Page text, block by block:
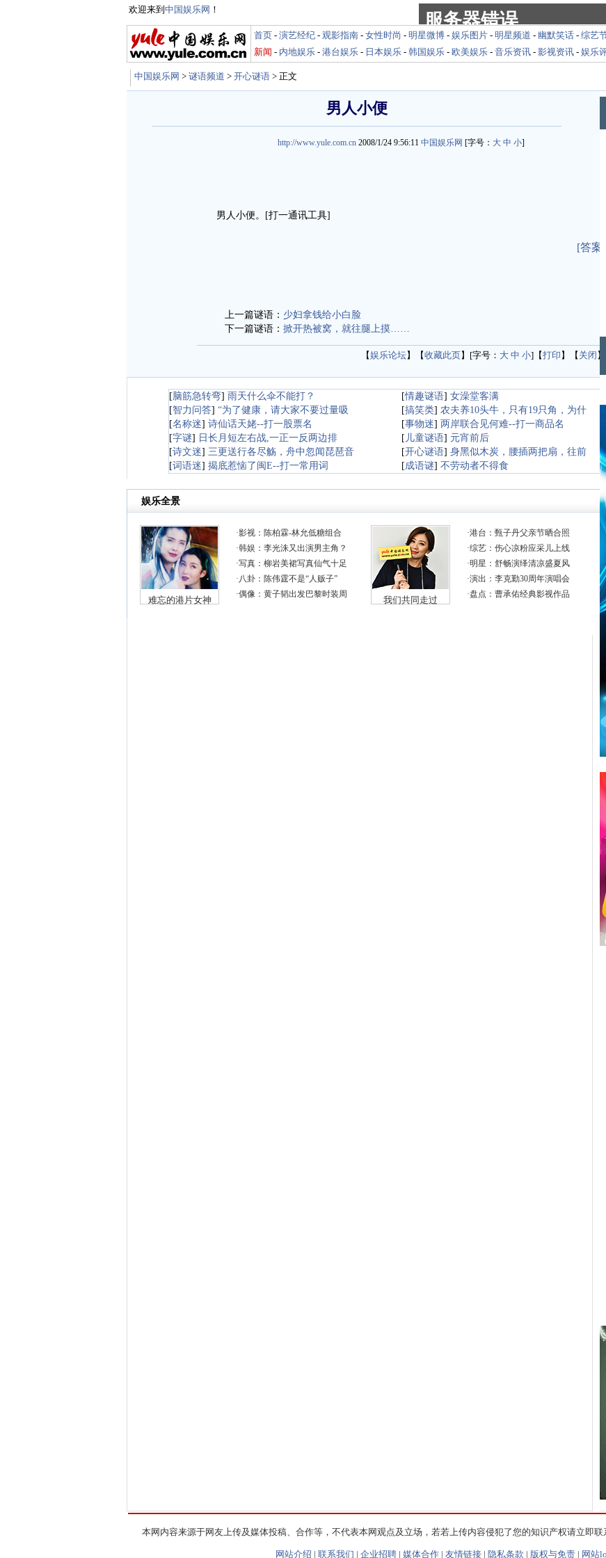
欢迎来到 中国娱乐网 ！
首页 - 演艺经纪 - 观影指南 - 女性时尚 - 明星微博 - 娱乐图片 - 明星频道 - 幽默笑话 - 综艺
新闻 - 内地娱乐 - 港台娱乐 - 日本娱乐 - 韩国娱乐 - 欧美娱乐 - 音乐资讯 - 影视资讯 - 娱乐
中国娱乐网 > 谜语频道 > 开心谜语 > 正文
男人小便
http://www.yule.com.cn 2008/1/24 9:56:11 中国娱乐网 [字号： 大 中 小]
男人小便。[打一通讯工具]
[答案]
上一篇谜语： 少妇拿钱给小白脸
下一篇谜语： 掀开热被窝，就往腿上摸……
【娱乐论坛】【收藏此页】[字号： 大 中 小]【打印 】【 关闭 】
[脑筋急转弯] 雨天什么伞不能打？ [情趣谜语] 女澡堂客满
[智力问答] “为了健康，请大家不要过量吸 [搞笑类] 农夫养10头牛，只有19只角，为什
[名称迷] 诗仙话天姥--打一股票名 [事物迷] 两岸联合见何难--打一商品名
[字谜] 日长月短左右战,一正一反两边排 [ 儿童谜语] 元宵前后
[诗文迷] 三更送行各尽觞，舟中忽闻琵琶音 [开心谜语] 身黑似木炭，腰插两把扇，往前
[词语迷] 揭底惹恼了闽E--打一常用词 [成语谜] 不劳动者不得食
本网内容来源于网友上传及媒体投稿、合作等，不代表本网观点及立场，若若上传内容侵犯了您的知识产权请立即联
网站介绍 | 联系我们 | 企业招聘 | 媒体合作 | 友情链接 | 隐私条款 | 版权与免责 | 网站